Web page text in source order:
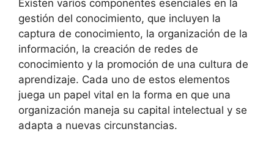
Existen varios componentes esenciales en la
gestión del conocimiento, que incluyen la
captura de conocimiento, la organización de la
información, la creación de redes de
conocimiento y la promoción de una cultura de
aprendizaje. Cada uno de estos elementos
juega un papel vital en la forma en que una
organización maneja su capital intelectual y se
adapta a nuevas circunstancias.